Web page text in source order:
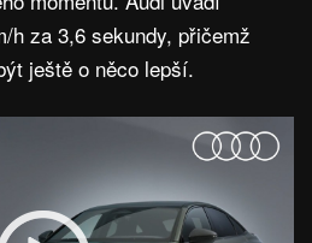
h za 3,6 sekundy, přičemž
ještě o něco lepší.